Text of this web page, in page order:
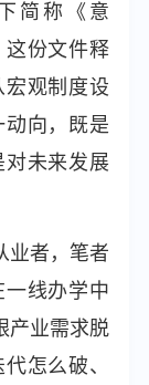
简称《意
这份文件释
观制度设
向，既是
未来发展
业者，笔者
线办学中
产业需求脱
怎么破、